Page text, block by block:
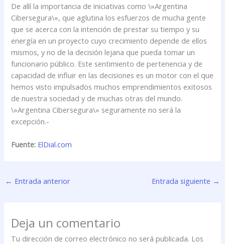
De allí la importancia de iniciativas como \»Argentina
Cibersegura\», que aglutina los esfuerzos de mucha gente
que se acerca con la intención de prestar su tiempo y su
energía en un proyecto cuyo crecimiento depende de ellos
mismos, y no de la decisión lejana que pueda tomar un
funcionario público. Este sentimiento de pertenencia y de
capacidad de influir en las decisiones es un motor con el que
hemos visto impulsados muchos emprendimientos exitosos
de nuestra sociedad y de muchas otras del mundo.
\»Argentina Cibersegura\» seguramente no será la
excepción.-
Fuente: ElDial.com
← Entrada anterior Entrada siguiente →
Deja un comentario
Tu dirección de correo electrónico no será publicada. Los